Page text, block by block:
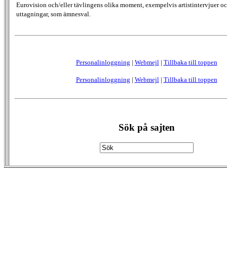
Eurovision och/eller tävlingens olika moment, exempelvis artistintervjuer
uttagningar, som ämnesval.
Personalinloggning | Webmejl | Tillbaka till toppen
Personalinloggning | Webmejl | Tillbaka till toppen
Sök på sajten